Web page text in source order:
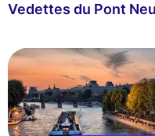
Vedettes du Pont